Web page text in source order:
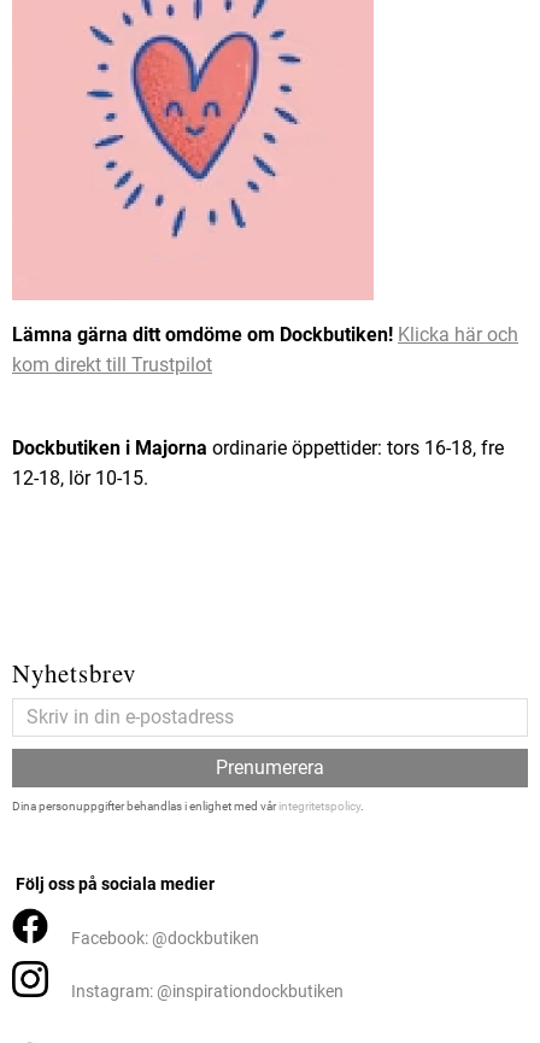
Lämna gärna ditt omdöme om Dockbutiken! Klicka här och
kom direkt till Trustpilot
Dockbutiken i Majorna ordinarie öppettider: tors 16-18, fre
12-18, lör 10-15.
Nyhetsbrev
Prenumerera
Dina personuppgifter behandlas i enlighet med vårintegritetspolicy.
Följ oss på sociala medier
Facebook: @dockbutiken
Instagram: @inspirationdockbutiken